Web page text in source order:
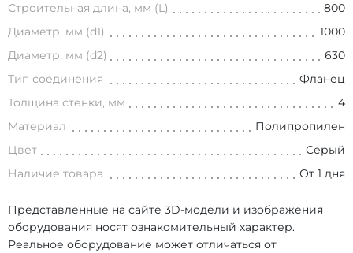
Строительная длина, мм (L)
800
Диаметр, мм (d1)
1000
Диаметр, мм (d2)
630
Тип соединения
Фланец
Толщина стенки, мм
4
Материал
Полипропилен
Цвет
Серый
Наличие товара
От 1 дня
Представленные на сайте 3D-модели и изображения
оборудования носят ознакомительный характер.
Реальное оборудование может отличаться от